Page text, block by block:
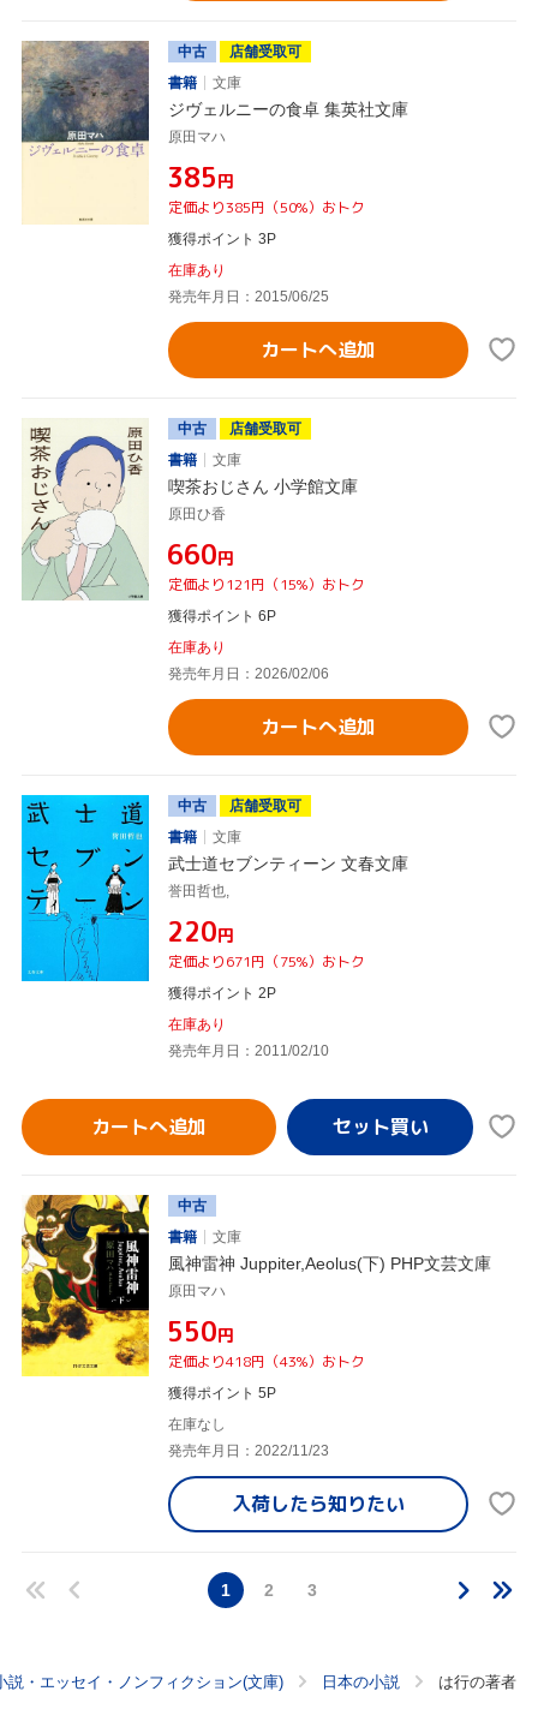
中古
店舗受取可
書籍
文庫
ジヴェルニーの食卓 集英社文庫
原田マハ
¥385円
定価より385円（50%）おトク
獲得ポイント 3P
在庫あり
発売年月日：2015/06/25
カートへ追加
中古
店舗受取可
書籍
文庫
喫茶おじさん 小学館文庫
原田ひ香
¥660円
定価より121円（15%）おトク
獲得ポイント 6P
在庫あり
発売年月日：2026/02/06
カートへ追加
中古
店舗受取可
書籍
文庫
武士道セブンティーン 文春文庫
誉田哲也,
¥220円
定価より671円（75%）おトク
獲得ポイント 2P
在庫あり
発売年月日：2011/02/10
カートへ追加
中古
書籍
文庫
風神雷神 Juppiter,Aeolus(下) PHP文芸文庫
原田マハ
¥550円
定価より418円（43%）おトク
獲得ポイント 5P
在庫なし
発売年月日：2022/11/23
入荷したら知りたい
1 2 3
説・エッセイ・ノンフィクション(文庫) 日本の小説 は行の著者